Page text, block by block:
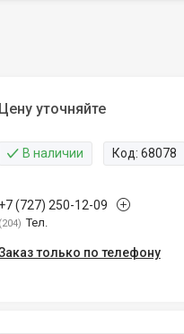
Цену уточняйте
В наличии Код: 68078
+7 (727) 250-12-09
204 Тел.
только по телефону